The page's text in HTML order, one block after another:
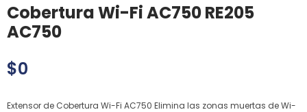
Cobertura Wi-Fi AC750 RE205
AC750
$0
Extensor de Cobertura Wi-Fi AC750 Elimina las zonas muertas de Wi-